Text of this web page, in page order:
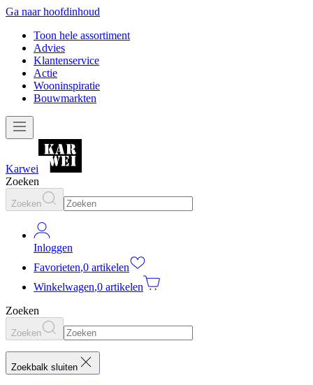
Ga naar hoofdinhoud
Toon hele assortiment
Advies
Klantenservice
Actie
Wooninspiratie
Bouwmarkten
Karwei
Zoeken
Zoeken
Inloggen
Favorieten,0 artikelen
Winkelwagen,0 artikelen
Zoeken
Zoeken
Zoekbalk sluiten